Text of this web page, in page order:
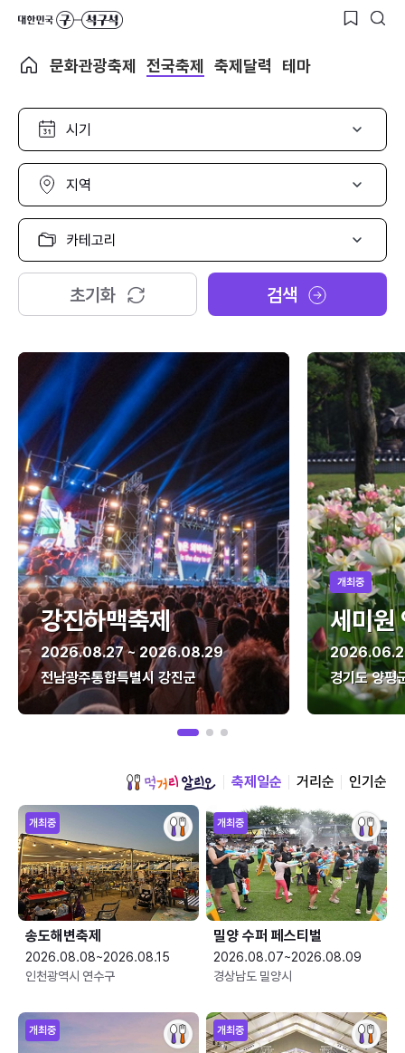
문화관광축제 전국축제 축제달력 테마
시
선
택
지
선
택
카
고
리
택
초기화 검색
강진하맥축제
2026.08.27 ~ 2026.08.29
전남광주통합특별시 강진군
개최중
세미원
경기도 양평
축제일순 거리순 인기순
개최중
송도해변축제
2026.08.08~2026.08.15
인천광역시 연수구
개최중
밀양 수퍼 페스티벌
2026.08.07~2026.08.09
경상남도 밀양시
개최중 개최중